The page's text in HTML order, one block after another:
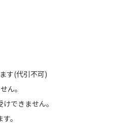
す(代引不可)
ん。
できません。
。